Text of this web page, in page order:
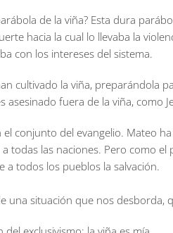
de la viña? Esta dura
hacia la cual lo llevaba la
con los intereses del sistema.
cultivado la viña, preparándola
fuera de la viña, como
conjunto del evangelio. Mateo
todas las naciones. Pero como
a todos los pueblos la salvación.
situación que nos desborda,